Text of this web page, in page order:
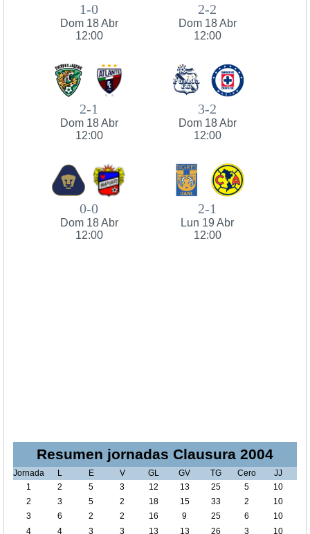
1-0
Dom 18 Abr
12:00
2-2
Dom 18 Abr
12:00
2-1
Dom 18 Abr
12:00
3-2
Dom 18 Abr
12:00
0-0
Dom 18 Abr
12:00
2-1
Lun 19 Abr
12:00
Resumen jornadas Clausura 2004
Jornada L E V GL GV TG Cero
JJ
1
2 5 3 12 13 25 5
10
2
3 5 2 18 15 33 2
10
3
6 2 2 16 9 25 6
10
4
4 3 3 13 13 26 3
10